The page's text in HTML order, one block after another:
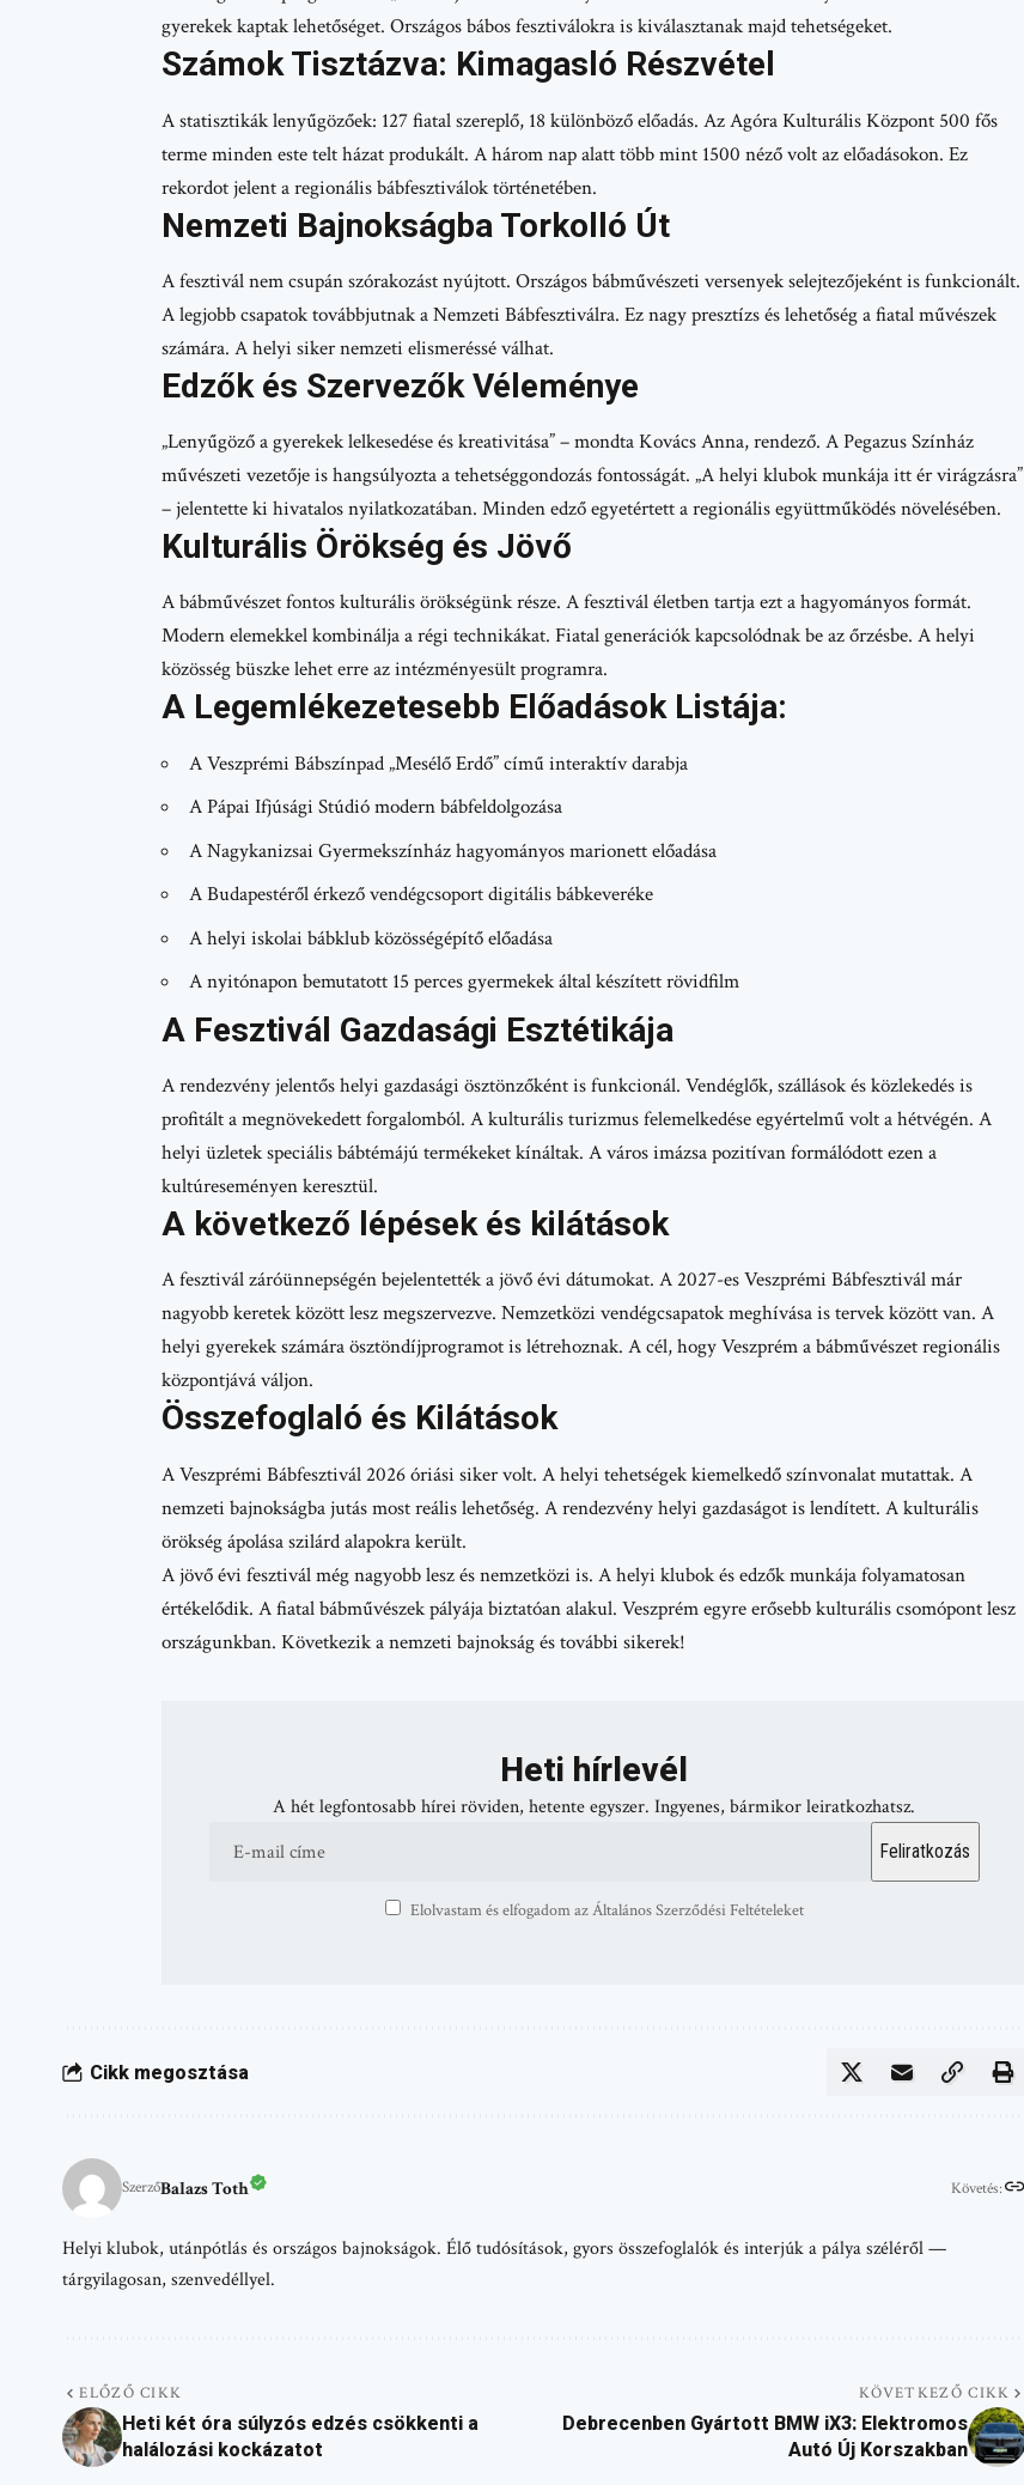
gyerekek kaptak lehetőséget. Országos bábos fesztiválokra is kiválasztanak majd tehetségeket.
Számok Tisztázva: Kimagasló Részvétel
A statisztikák lenyűgözőek: 127 fiatal szereplő, 18 különböző előadás. Az Agóra Kulturális Központ 500 fős
terme minden este telt házat produkált. A három nap alatt több mint 1500 néző volt az előadásokon. Ez
rekordot jelent a regionális bábfesztiválok történetében.
Nemzeti Bajnokságba Torkolló Út
A fesztivál nem csupán szórakozást nyújtott. Országos bábművészeti versenyek selejtezőjeként is funkcionált.
A legjobb csapatok továbbjutnak a Nemzeti Bábfesztiválra. Ez nagy presztízs és lehetőség a fiatal művészek
számára. A helyi siker nemzeti elismeréssé válhat.
Edzők és Szervezők Véleménye
„Lenyűgöző a gyerekek lelkesedése és kreativitása” – mondta Kovács Anna, rendező. A Pegazus Színház
művészeti vezetője is hangsúlyozta a tehetséggondozás fontosságát. „A helyi klubok munkája itt ér virágzásra”
– jelentette ki hivatalos nyilatkozatában. Minden edző egyetértett a regionális együttműködés növelésében.
Kulturális Örökség és Jövő
A bábművészet fontos kulturális örökségünk része. A fesztivál életben tartja ezt a hagyományos formát.
Modern elemekkel kombinálja a régi technikákat. Fiatal generációk kapcsolódnak be az őrzésbe. A helyi
közösség büszke lehet erre az intézményesült programra.
A Legemlékezetesebb Előadások Listája:
A Veszprémi Bábszínpad „Mesélő Erdő” című interaktív darabja
A Pápai Ifjúsági Stúdió modern bábfeldolgozása
A Nagykanizsai Gyermekszínház hagyományos marionett előadása
A Budapestéről érkező vendégcsoport digitális bábkeveréke
A helyi iskolai bábklub közösségépítő előadása
A nyitónapon bemutatott 15 perces gyermekek által készített rövidfilm
A Fesztivál Gazdasági Esztétikája
A rendezvény jelentős helyi gazdasági ösztönzőként is funkcionál. Vendéglők, szállások és közlekedés is
profitált a megnövekedett forgalomból. A kulturális turizmus felemelkedése egyértelmű volt a hétvégén. A
helyi üzletek speciális bábtémájú termékeket kínáltak. A város imázsa pozitívan formálódott ezen a
kultúreseményen keresztül.
A következő lépések és kilátások
A fesztivál záróünnepségén bejelentették a jövő évi dátumokat. A 2027-es Veszprémi Bábfesztivál már
nagyobb keretek között lesz megszervezve. Nemzetközi vendégcsapatok meghívása is tervek között van. A
helyi gyerekek számára ösztöndíjprogramot is létrehoznak. A cél, hogy Veszprém a bábművészet regionális
központjává váljon.
Összefoglaló és Kilátások
A Veszprémi Bábfesztivál 2026 óriási siker volt. A helyi tehetségek kiemelkedő színvonalat mutattak. A
nemzeti bajnokságba jutás most reális lehetőség. A rendezvény helyi gazdaságot is lendített. A kulturális
örökség ápolása szilárd alapokra került.
A jövő évi fesztivál még nagyobb lesz és nemzetközi is. A helyi klubok és edzők munkája folyamatosan
értékelődik. A fiatal bábművészek pályája biztatóan alakul. Veszprém egyre erősebb kulturális csomópont lesz
országunkban. Következik a nemzeti bajnokság és további sikerek!
Heti hírlevél
A hét legfontosabb hírei röviden, hetente egyszer. Ingyenes, bármikor leiratkozhatsz.
Elolvastam és elfogadom az Általános Szerződési Feltételeket
Cikk megosztása
SzerzőBalazs Toth Követés:
Helyi klubok, utánpótlás és országos bajnokságok. Élő tudósítások, gyors összefoglalók és interjúk a pálya széléről —
tárgyilagosan, szenvedéllyel.
ELŐZŐ CIKK
Heti két óra súlyzós edzés csökkenti a
halálozási kockázatot
KÖVETKEZŐ CIKK
Debrecenben Gyártott BMW iX3: Elektromos
Autó Új Korszakban